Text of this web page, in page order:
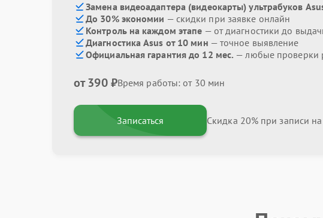
Замена видеоадаптера (видеокарты) ультрабуков
До 30% экономии — скидки при заявке онлайн
Контроль на каждом этапе — от диагностики до
Диагностика Asus от 10 мин — точное выявление
Официальная гарантия до 12 мес. — любые проверки
от 390 ₽Время работы: от 30 мин
Записаться Скидка 20% при записи на